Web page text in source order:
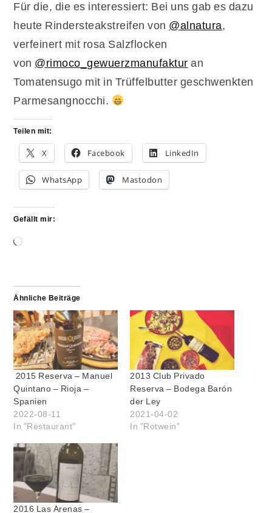
Für die, die es interessiert: Bei uns gab es dazu
heute Rindersteakstreifen von @alnatura,
verfeinert mit rosa Salzflocken
von @rimoco_gewuerzmanufaktur an
Tomatensugo mit in Trüffelbutter geschwenkten
Parmesangnocchi.
Teilen mit:
X Facebook LinkedIn
WhatsApp Mastodon
Gefällt mir:
Wird
Ähnliche Beiträge
2015 Reserva – Manuel
Quintano – Rioja –
Spanien
2022-08-11
In "Restaurant"
2013 Club Privado
Reserva – Bodega Barón
der Ley
2021-04-02
In "Rotwein"
2016 Las Arenas –